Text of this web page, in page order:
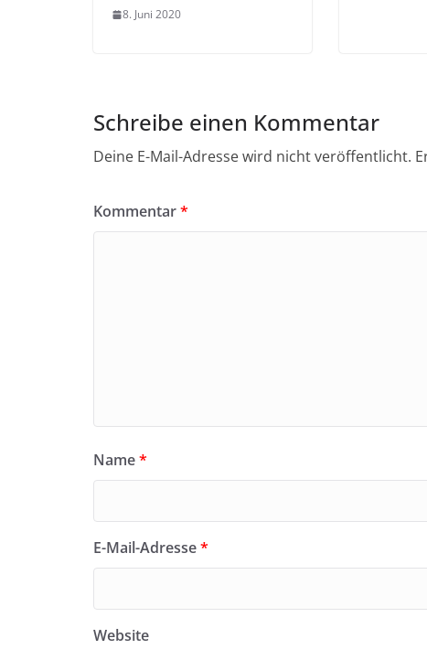
8. Juni 2020
Schreibe einen Kommentar
Deine E-Mail-Adresse wird nicht veröffentlicht.
Kommentar*
Name*
E-Mail-Adresse*
Website